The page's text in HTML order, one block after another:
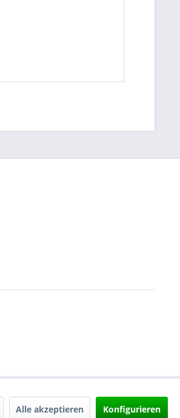
Alle akzeptieren Konfigurieren